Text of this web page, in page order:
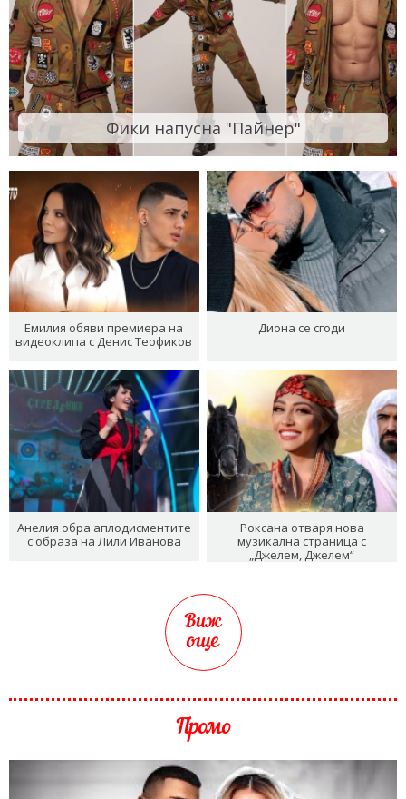
Фики напусна "Пайнер"
Емилия обяви премиера на
видеоклипа с Денис Теофиков
Диона се сгоди
Анелия обра аплодисментите
с образа на Лили Иванова
Роксана отваря нова
музикална страница с
„Джелем, Джелем“
Виж
още
Промо